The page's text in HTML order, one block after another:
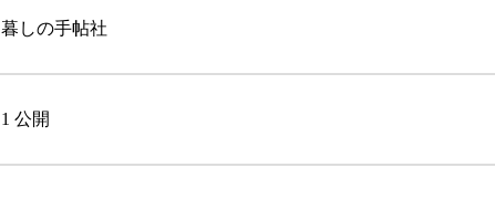
暮しの手帖社
1 公開